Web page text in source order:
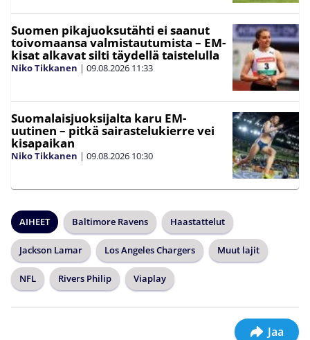
Suomen pikajuoksutähti ei saanut
toivomaansa valmistautumista – EM-
kisat alkavat silti täydellä taistelulla
Niko Tikkanen | 09.08.2026 11:33
Suomalaisjuoksijalta karu EM-
uutinen – pitkä sairastelukierre vei
kisapaikan
Niko Tikkanen | 09.08.2026 10:30
AIHEET Baltimore Ravens Haastattelut
Jackson Lamar Los Angeles Chargers Muut lajit
NFL Rivers Philip Viaplay
Jaa